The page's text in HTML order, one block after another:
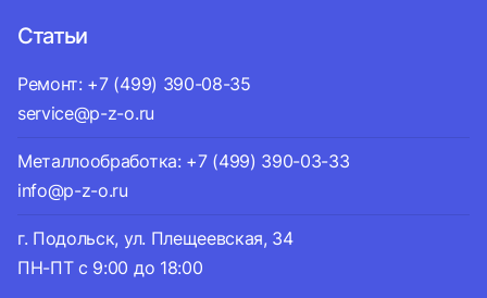
Статьи
Ремонт: +7 (499) 390-08-35
service@p-z-o.ru
Металлообработка: +7 (499) 390-03-33
info@p-z-o.ru
г. Подольск, ул. Плещеевская, 34
ПН-ПТ с 9:00 до 18:00